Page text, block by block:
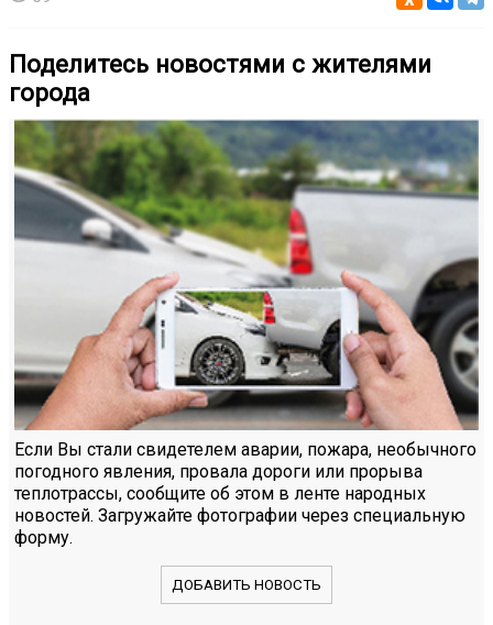
Поделитесь новостями с жителями
города
Если Вы стали свидетелем аварии, пожара, необычного
погодного явления, провала дороги или прорыва
теплотрассы, сообщите об этом в ленте народных
новостей. Загружайте фотографии через специальную
форму.
ДОБАВИТЬ НОВОСТЬ